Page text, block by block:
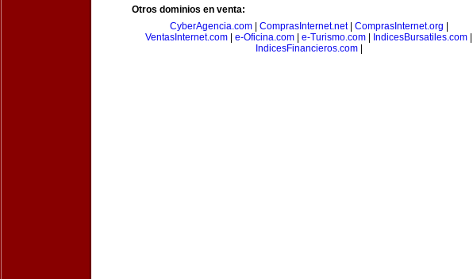
Otros dominios en venta:
CyberAgencia.com| ComprasInternet.net| ComprasInternet.org
VentasInternet.com
e-Oficina.com e-Turismo.com IndicesBursatiles.com
IndicesFinancieros.com|